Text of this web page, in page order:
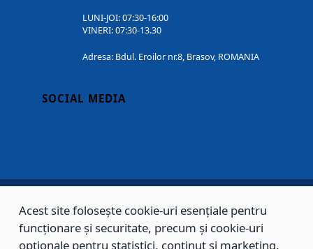
LUNI-JOI: 07:30-16:00
VINERI: 07:30-13.30
Adresa: Bdul. Eroilor nr.8, Brasov, ROMANIA
SOCIAL MEDIA
Copyright © 2002 - 2026 - PRIMĂRIA MUNICIPIULUI BRAȘOV, toate drepturile
rezervate.
Acest site folosește cookie-uri esențiale pentru
funcționare și securitate, precum și cookie-uri
opționale pentru statistici, conținut și marketing.